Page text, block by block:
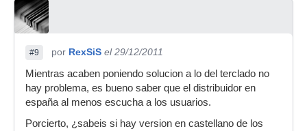
#9 por RexSiS el 29/12/2011
Mientras acaben poniendo solucion a lo del terclado no
hay problema, es bueno saber que el distribuidor en
españa al menos escucha a los usuarios.
Porcierto, ¿sabeis si hay version en castellano de los